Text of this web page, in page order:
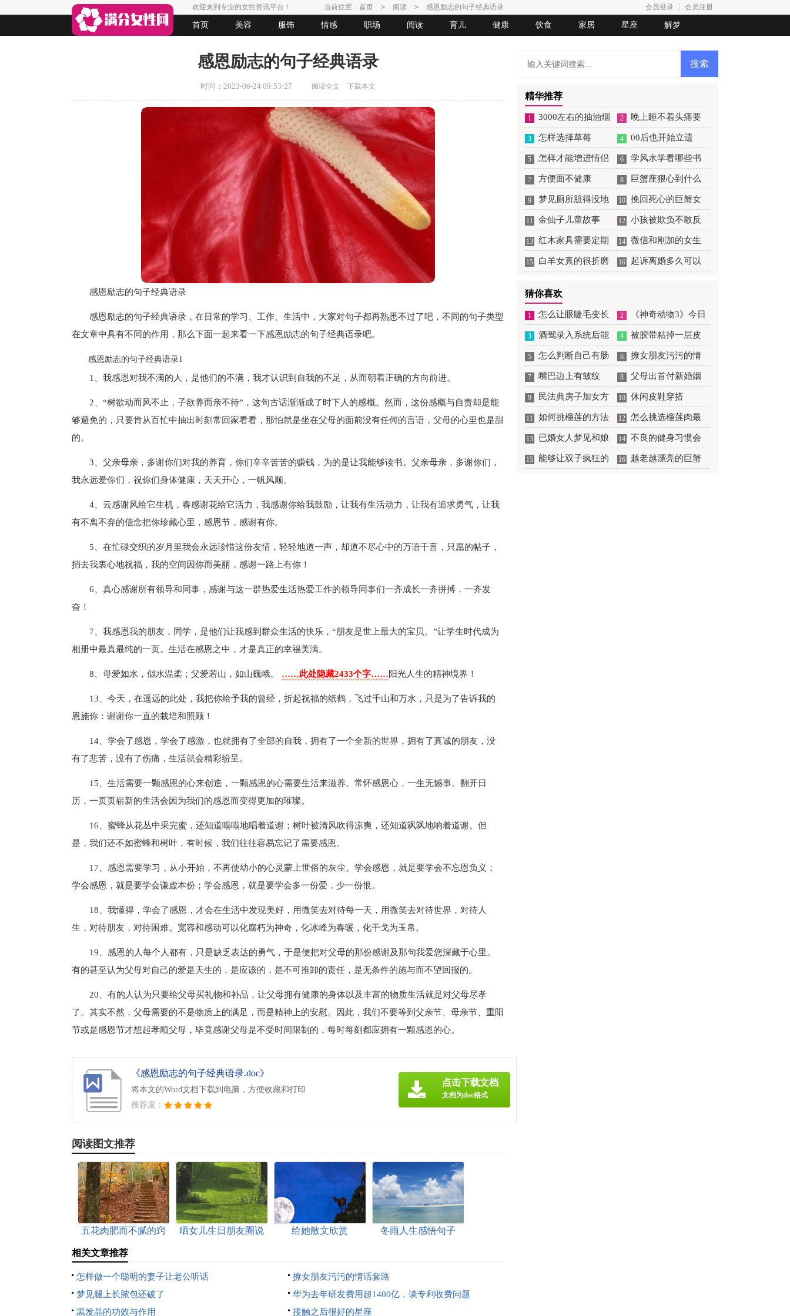
欢迎来到专业的女性资讯平台！ 会员登录 会员注册
首页 美容 服饰 情感 职场 阅读 育儿 健康 饮食 家居 星座 解梦
当前位置：首页 > 阅读 > 感恩励志的句子经典语录
感恩励志的句子经典语录
时间：2023-06-24 09:53:27 阅读全文 下载本文
感恩励志的句子经典语录
感恩励志的句子经典语录，在日常的学习、工作、生活中，大家对句子都再熟悉不过了吧，不同的句子类型
在文章中具有不同的作用，那么下面一起来看一下感恩励志的句子经典语录吧。
感恩励志的句子经典语录1
1、我感恩对我不满的人，是他们的不满，我才认识到自我的不足，从而朝着正确的方向前进。
2、“树欲动而风不止，子欲养而亲不待”，这句古话渐渐成了时下人的感概。然而，这份感概与自责却是能
够避免的，只要肯从百忙中抽出时刻常回家看看，那怕就是坐在父母的面前没有任何的言语，父母的心里也是甜
的。
3、父亲母亲，多谢你们对我的养育，你们辛辛苦苦的赚钱，为的是让我能够读书。父亲母亲，多谢你们，
我永远爱你们，祝你们身体健康，天天开心，一帆风顺。
4、云感谢风给它生机，春感谢花给它活力，我感谢你给我鼓励，让我有生活动力，让我有追求勇气，让我
有不离不弃的信念把你珍藏心里，感恩节，感谢有你。
5、在忙碌交织的岁月里我会永远珍惜这份友情，轻轻地道一声，却道不尽心中的万语千言，只愿的帖子，
捎去我衷心地祝福，我的空间因你而美丽，感谢一路上有你！
6、真心感谢所有领导和同事，感谢与这一群热爱生活热爱工作的领导同事们一齐成长一齐拼搏，一齐发
奋！
7、我感恩我的朋友，同学，是他们让我感到群众生活的快乐，“朋友是世上最大的宝贝。”让学生时代成为
相册中最真最纯的一页。生活在感恩之中，才是真正的幸福美满。
8、母爱如水，似水温柔；父爱若山，如山巍峨。 ……此处隐藏2433个字……阳光人生的精神境界！
13、今天，在遥远的此处，我把你给予我的曾经，折起祝福的纸鹤，飞过千山和万水，只是为了告诉我的
恩施你：谢谢你一直的栽培和照顾！
14、学会了感恩，学会了感激，也就拥有了全部的自我，拥有了一个全新的世界，拥有了真诚的朋友，没
有了悲苦，没有了伤痛，生活就会精彩纷呈。
15、生活需要一颗感恩的心来创造，一颗感恩的心需要生活来滋养。常怀感恩心，一生无憾事。翻开日
历，一页页崭新的生活会因为我们的感恩而变得更加的璀璨。
16、蜜蜂从花丛中采完蜜，还知道嗡嗡地唱着道谢；树叶被清风吹得凉爽，还知道飒飒地响着道谢。但
是，我们还不如蜜蜂和树叶，有时候，我们往往容易忘记了需要感恩。
17、感恩需要学习，从小开始，不再使幼小的心灵蒙上世俗的灰尘。学会感恩，就是要学会不忘恩负义；
学会感恩，就是要学会谦虚本份；学会感恩，就是要学会多一份爱，少一份恨。
18、我懂得，学会了感恩，才会在生活中发现美好，用微笑去对待每一天，用微笑去对待世界，对待人
生，对待朋友，对待困难。宽容和感动可以化腐朽为神奇，化冰峰为春暖，化干戈为玉帛。
19、感恩的人每个人都有，只是缺乏表达的勇气，于是便把对父母的那份感谢及那句我爱您深藏于心里。
有的甚至认为父母对自己的爱是天生的，是应该的，是不可推卸的责任，是无条件的施与而不望回报的。
20、有的人认为只要给父母买礼物和补品，让父母拥有健康的身体以及丰富的物质生活就是对父母尽孝
了。其实不然，父母需要的不是物质上的满足，而是精神上的安慰。因此，我们不要等到父亲节、母亲节、重阳
节或是感恩节才想起孝顺父母，毕竟感谢父母是不受时间限制的，每时每刻都应拥有一颗感恩的心。
《感恩励志的句子经典语录.doc》
将本文的Word文档下载到电脑，方便收藏和打印
推荐度：
点击下载文档
文档为doc格式
阅读图文推荐
五花肉肥而不腻的窍
晒女儿生日朋友圈说
给她散文欣赏
冬雨人生感悟句子
相关文章推荐
怎样做一个聪明的妻子让老公听话
撩女朋友污污的情话套路
梦见腿上长脓包还破了
华为去年研发费用超1400亿，谈专利收费问题
黑发晶的功效与作用
接触之后很好的星座
精华推荐
1 3000左右的抽油烟
机怎么选
2 晚上睡不着头痛要
爆炸
3 怎样选择草莓 4 00后也开始立遗
嘱，最牵挂虚拟财产
5 怎样才能增进情侣
之间的感情
6 学风水学看哪些书
籍好
7 方便面不健康 8 巨蟹座狠心到什么
程度
9 梦见厕所脏得没地
方下脚
10 挽回死心的巨蟹女
怎么做
11 金仙子儿童故事 12 小孩被欺负不敢反
抗怎么教导
13 红木家具需要定期
保养吗
14 微信和刚加的女生
聊天开场白
15 白羊女真的很折磨 16 起诉离婚多久可以
猜你喜欢
1 怎么让眼睫毛变长
变密
2 《神奇动物3》今日
首映，神奇动物齐回归
3 酒驾录入系统后能
怎么补救
4 被胶带粘掉一层皮
怎么办
5 怎么判断自己有肠
炎
6 撩女朋友污污的情
话套路
7 嘴巴边上有皱纹 8 父母出首付新婚姻
法怎么证明只赠予一方
9 民法典房子加女方
名字
10 休闲皮鞋穿搭
11 如何挑榴莲的方法 12 怎么挑选榴莲肉最
多
13 已婚女人梦见和娘
家人在一起
14 不良的健身习惯会
让你很受伤
15 能够让双子疯狂的 16 越老越漂亮的巨蟹